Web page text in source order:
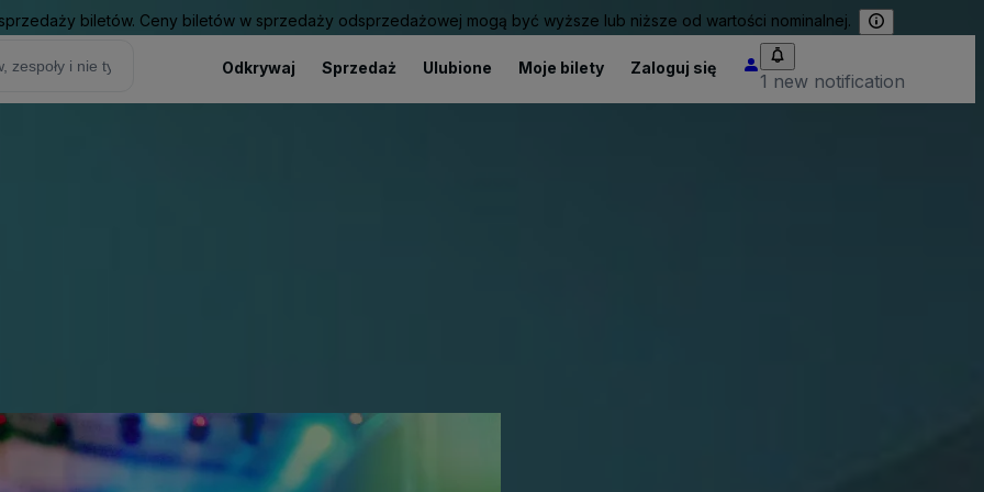
biletów. Ceny biletów w sprzedaży odsprzedażowej mogą być wyższe lub niższe od wartości nominalnej.
Odkrywaj Sprzedaż Ulubione Moje bilety Zaloguj się
1 new notification